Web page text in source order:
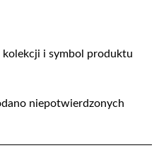
kolekcji i symbol produktu
niepotwierdzonych